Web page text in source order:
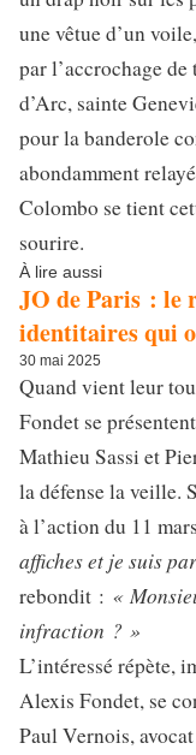
une vêtue d’un
par l’accrochage
d’Arc, sainte
pour la banderole
abondamment
Colombo se tient
sourire.
À lire aussi
JO de Paris : le
identitaires qui
30 mai 2025
Quand vient leur
Fondet se
Mathieu Sassi et
la défense la veille.
à l’action du 11
affiches et je suis
rebondit : «
infraction ? »
L’intéressé répète,
Alexis Fondet, se
Paul Vernois,